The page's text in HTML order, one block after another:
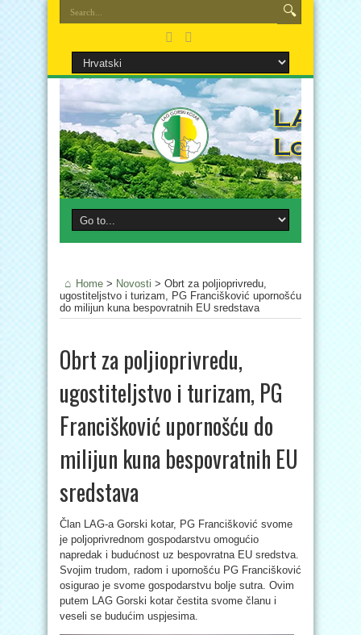
Home > Novosti > Obrt za poljioprivredu,
ugostiteljstvo i turizam, PG Francišković upornošću
do milijun kuna bespovratnih EU sredstava
Obrt za poljioprivredu,
ugostiteljstvo i turizam, PG
Francišković upornošću do
milijun kuna bespovratnih EU
sredstava
Član LAG-a Gorski kotar, PG Francišković svome
je poljoprivrednom gospodarstvu omogućio
napredak i budućnost uz bespovratna EU sredstva.
Svojim trudom, radom i upornošću PG Francišković
osigurao je svome gospodarstvu bolje sutra. Ovim
putem LAG Gorski kotar čestita svome članu i
veseli se budućim uspjesima.